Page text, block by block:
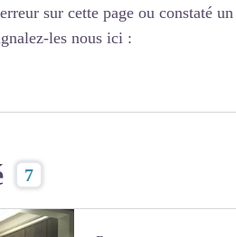
sur cette page ou constaté
les nous ici :
7